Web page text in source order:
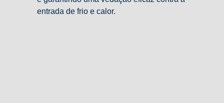
entrada de frio e calor.